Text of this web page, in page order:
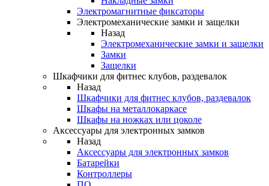
Электромагнитные фиксаторы
Электромеханические замки и защелки
Назад
Электромеханические замки и защелки
Замки
Защелки
Шкафчики для фитнес клубов, раздевалок
Назад
Шкафчики для фитнес клубов, раздевалок
Шкафы на металлокаркасе
Шкафы на ножках или цоколе
Аксессуары для электронных замков
Назад
Аксессуары для электронных замков
Батарейки
Контроллеры